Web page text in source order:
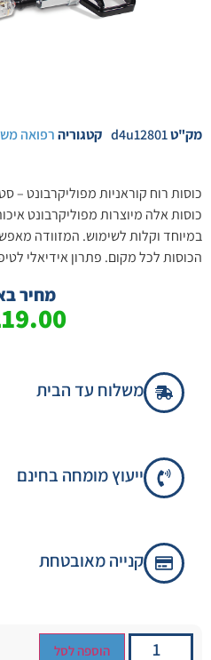
מק"טd4u12801 קטגוריהרפואה
כוסות אלה מיוצרות מפוליקרבונט
במיוחד וקלות לשימוש. המזוודה
הכוסות לכל מקום. פתרון אידיאלי
מחיר
משלוח עד הבית
ייעוץ מומחה בחינם
קנייה מאובטחת
הוספה לסל